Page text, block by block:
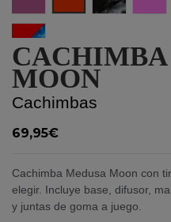
CACHIMBA
MOON
Cachimbas
69,95€
Cachimba Medusa Moon con
elegir. Incluye base, difusor,
y juntas de goma a juego.
Red/Dark Blue